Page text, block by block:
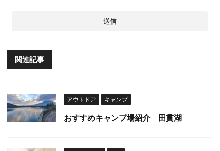
関連記事
アウトドア キャンプ
おすすめキャンプ場紹介 田貫湖